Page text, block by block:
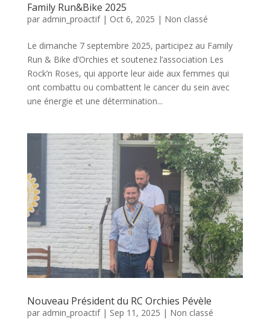
Family Run&Bike 2025
par admin_proactif| Oct 6, 2025 | Non classé
Le dimanche 7 septembre 2025, participez au Family
Run & Bike d’Orchies et soutenez l’association Les
Rock’n Roses, qui apporte leur aide aux femmes qui
ont combattu ou combattent le cancer du sein avec
une énergie et une détermination...
Nouveau Président du RC Orchies Pévèle
par admin_proactif| Sep 11, 2025 | Non classé